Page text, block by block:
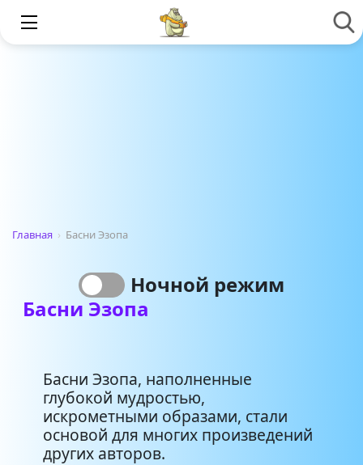
Главная › Басни Эзопа
Ночной режим
Басни Эзопа
Басни Эзопа, наполненные
глубокой мудростью,
искрометными образами, стали
основой для многих произведений
других авторов.